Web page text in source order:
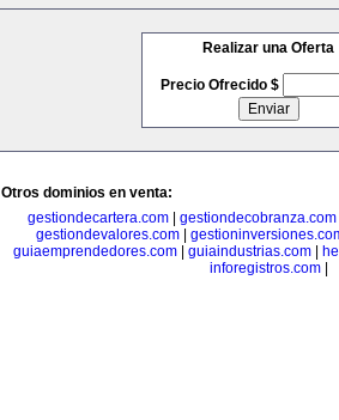
Realizar una Oferta
Precio Ofrecido $
Otros dominios en venta:
gestiondecartera.com| gestiondecobranza.com
gestiondevalores.com|
guiaemprendedores.com
guiaindustrias.com
inforegistros.com|